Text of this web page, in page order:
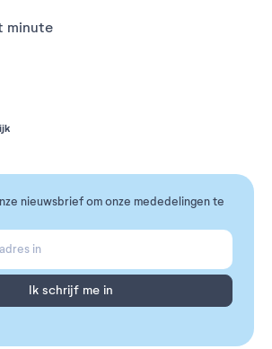
minute
nieuwsbrief om onze mededelingen te
Ik schrijf me in